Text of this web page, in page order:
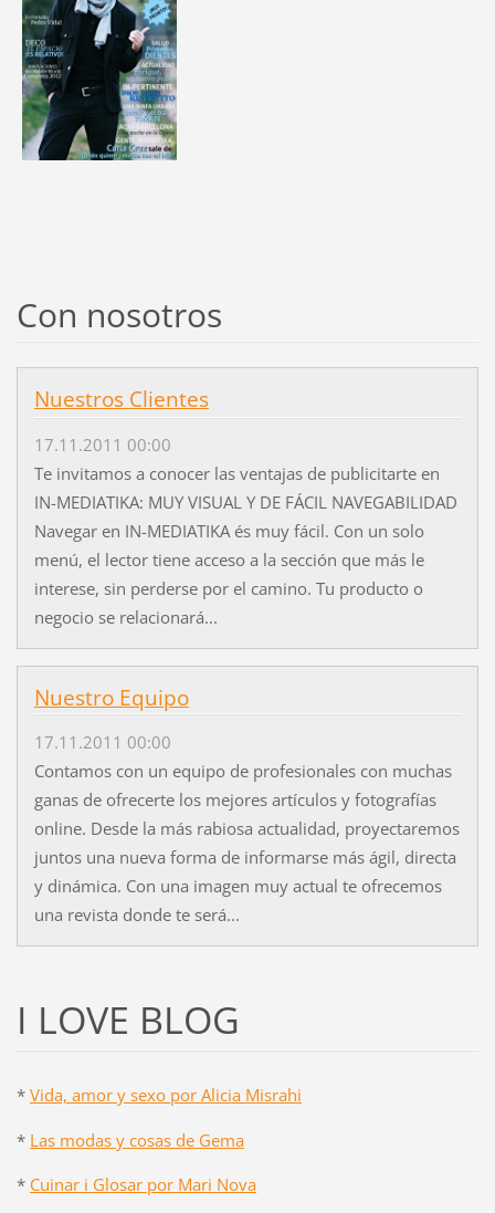
Con nosotros
Nuestros Clientes
17.11.2011 00:00
Te invitamos a conocer las ventajas de publicitarte en
IN-MEDIATIKA: MUY VISUAL Y DE FÁCIL NAVEGABILIDAD
Navegar en IN-MEDIATIKA és muy fácil. Con un solo
menú, el lector tiene acceso a la sección que más le
interese, sin perderse por el camino. Tu producto o
negocio se relacionará...
Nuestro Equipo
17.11.2011 00:00
Contamos con un equipo de profesionales con muchas
ganas de ofrecerte los mejores artículos y fotografías
online. Desde la más rabiosa actualidad, proyectaremos
juntos una nueva forma de informarse más ágil, directa
y dinámica. Con una imagen muy actual te ofrecemos
una revista donde te será...
I LOVE BLOG
* Vida, amor y sexo por Alicia Misrahi
* Las modas y cosas de Gema
* Cuinar i Glosar por Mari Nova